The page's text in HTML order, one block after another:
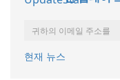
현재 뉴스